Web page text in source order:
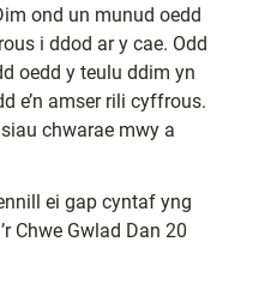
ond un munud oedd
i ddod ar y cae. Odd
oedd y teulu ddim yn
e’n amser rili cyffrous.
chwarae mwy a
ei gap cyntaf yng
Chwe Gwlad Dan 20